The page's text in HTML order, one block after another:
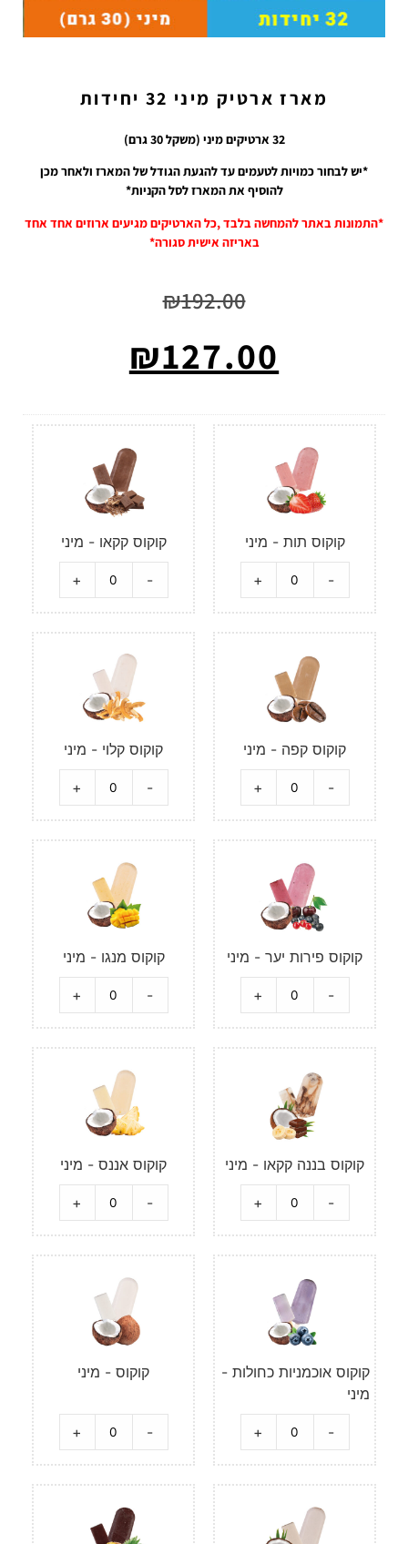
מארז ארטיק מיני 32 יחידות
32 ארטיקים מיני (משקל 30 גרם)
*יש לבחור כמויות לטעמים עד להגעת הגודל של המארז ולאחר מכן
להוסיף את המארז לסל הקניות*
*התמונות באתר להמחשה בלבד ,כל הארטיקים מגיעים ארוזים אחד אחד
באריזה אישית סגורה*
₪192.00
₪127.00
קוקוס תות - מיני
-
+
קוקוס קקאו - מיני
-
+
קוקוס קפה - מיני
-
+
קוקוס קלוי - מיני
-
+
קוקוס פירות יער - מיני
-
+
קוקוס מנגו - מיני
-
+
קוקוס בננה קקאו - מיני
-
+
קוקוס אננס - מיני
-
+
קוקוס אוכמניות כחולות -
מיני
-
+
קוקוס - מיני
-
+